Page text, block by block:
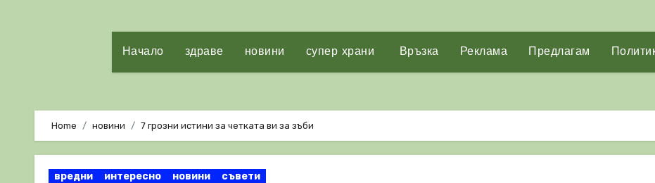
Начало здраве новини супер храни Връзка Реклама Предлагам
Home новини 7 грозни истини за четката ви за зъби
вредни интересно новини съвети